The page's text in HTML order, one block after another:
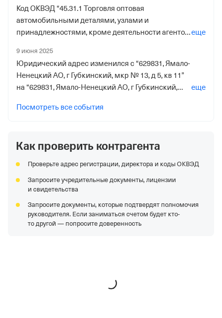
Регистрационный номер ФссРФ
Дата регистрации
1 декабря 2017
Страхования Российской Федерации по Ямало-
Код ОКВЭД “45.31.1 Торговля оптовая
автомобильными деталями, узлами и
принадлежностями, кроме деятельности агентов еще
9 июня 2025
Юридический адрес изменился с “629831, Ямало-
Ненецкий АО, г Губкинский, мкр № 13, д 5, кв 11”
на “629831, Ямало-Ненецкий АО, г Губкинский,
еще
Посмотреть все события
Как проверить контрагента
Проверьте адрес регистрации, директора и коды ОКВЭД
Запросите учредительные документы, лицензии
и свидетельства
Запросите документы, которые подтвердят полномочия
руководителя. Если заниматься счетом будет кто-
то другой — попросите доверенность